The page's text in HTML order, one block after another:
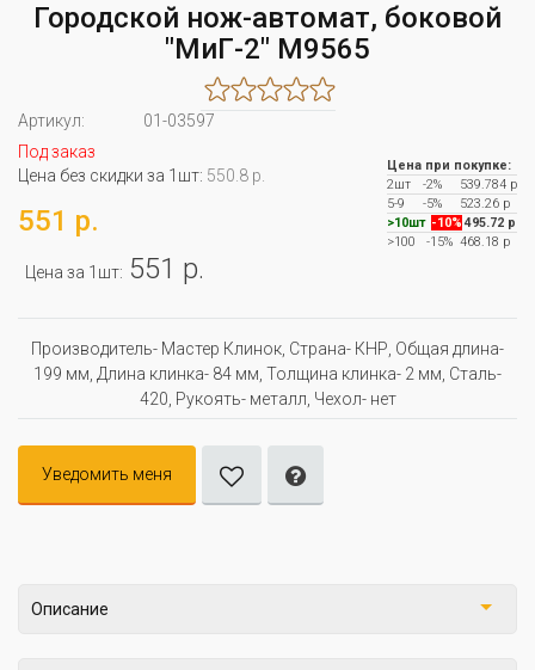
Городской нож-автомат, боковой
"МиГ-2" M9565
Артикул:
01-03597
Под заказ
Цена без скидки за 1шт: 550.8 р.
551 р.
Цена за 1шт: 551 р.
Цена при покупке:
2шт
-2%
539.784 р
5-9
-5%
523.26 р
>10шт -10% 495.72 р
>100
-15% 468.18 р
Производитель- Мастер Клинок, Страна- КНР, Oбщая длина-
199 мм, Длина клинка- 84 мм, Толщина клинка- 2 мм, Сталь-
420, Рукоять- металл, Чехол- нет
Уведомить меня
Описание